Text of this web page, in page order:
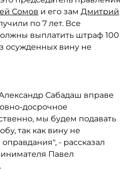
Сомов и его зам Дмитрий
по 7 лет. Все
выплатить штраф 100
осужденных вину не
Александр Сабадаш вправе
досрочное
мы будем подавать
так как вину не
- рассказал
Павел